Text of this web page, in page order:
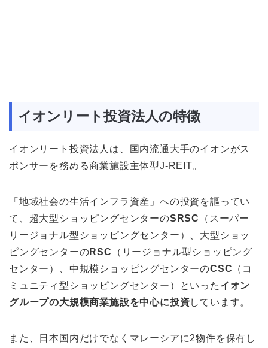
イオンリート投資法人の特徴
イオンリート投資法人は、国内流通大手のイオンがス
ポンサーを務める商業施設主体型J-REIT。
「地域社会の生活インフラ資産」への投資を謳ってい
て、超大型ショッピングセンターのSRSC
（スーパー
リージョナル型ショッピングセンター）、大型ショッ
ピングセンターのRSC
（リージョナル型ショッピング
センター）、中規模ショッピングセンターのCSC （コ
ミュニティ型ショッピングセンター）といった イオン
グループの大規模商業施設を中心に投資しています。
また、日本国内だけでなくマレーシアに2物件を保有し